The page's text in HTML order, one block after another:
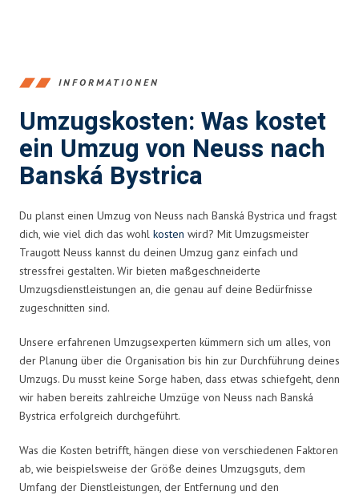
INFORMATIONEN
Umzugskosten: Was kostet
ein Umzug von Neuss nach
Banská Bystrica
Du planst einen Umzug von Neuss nach Banská Bystrica und fragst
dich, wie viel dich das wohl kosten wird? Mit Umzugsmeister
Traugott Neuss kannst du deinen Umzug ganz einfach und
stressfrei gestalten. Wir bieten maßgeschneiderte
Umzugsdienstleistungen an, die genau auf deine Bedürfnisse
zugeschnitten sind.
Unsere erfahrenen Umzugsexperten kümmern sich um alles, von
der Planung über die Organisation bis hin zur Durchführung deines
Umzugs. Du musst keine Sorge haben, dass etwas schiefgeht, denn
wir haben bereits zahlreiche Umzüge von Neuss nach Banská
Bystrica erfolgreich durchgeführt.
Was die Kosten betrifft, hängen diese von verschiedenen Faktoren
ab, wie beispielsweise der Größe deines Umzugsguts, dem
Umfang der Dienstleistungen, der Entfernung und den